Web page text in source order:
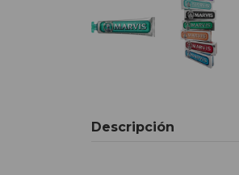
Descripción